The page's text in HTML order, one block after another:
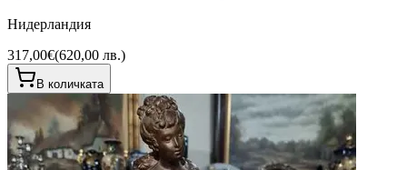
Нидерландия
317,00€(620,00 лв.)
В количката